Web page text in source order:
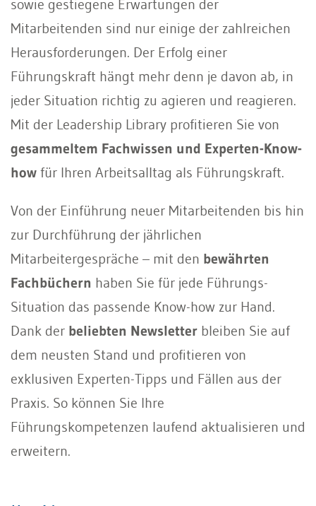
sowie gestiegene Erwartungen der
Mitarbeitenden sind nur einige der zahlreichen
Herausforderungen. Der Erfolg einer
Führungskraft hängt mehr denn je davon ab, in
jeder Situation richtig zu agieren und reagieren.
Mit der Leadership Library profitieren Sie von
gesammeltem Fachwissen und Experten-Know-
how für Ihren Arbeitsalltag als Führungskraft.
Von der Einführung neuer Mitarbeitenden bis hin
zur Durchführung der jährlichen
Mitarbeitergespräche – mit den bewährten
Fachbüchern haben Sie für jede Führungs-
Situation das passende Know-how zur Hand.
Dank der beliebten Newsletter bleiben Sie auf
dem neusten Stand und profitieren von
exklusiven Experten-Tipps und Fällen aus der
Praxis. So können Sie Ihre
Führungskompetenzen laufend aktualisieren und
erweitern.